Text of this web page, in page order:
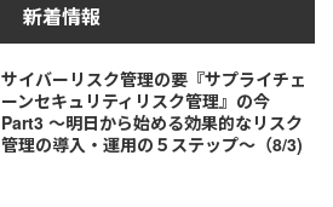
新着情報
サイバーリスク管理の要『サプライチェ
ーンセキュリティリスク管理』の今
Part3 ～明日から始める効果的なリスク
管理の導入・運用の５ステップ～（8/3)